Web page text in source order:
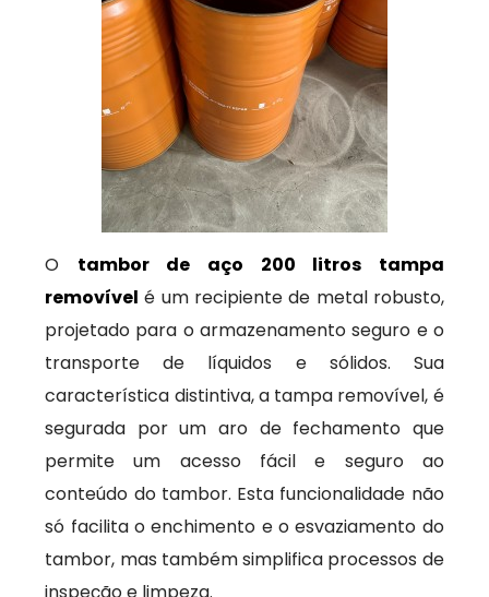
O tambor de aço 200 litros tampa
removível é um recipiente de metal robusto,
projetado para o armazenamento seguro e o
transporte de líquidos e sólidos. Sua
característica distintiva, a tampa removível, é
segurada por um aro de fechamento que
permite um acesso fácil e seguro ao
conteúdo do tambor. Esta funcionalidade não
só facilita o enchimento e o esvaziamento do
tambor, mas também simplifica processos de